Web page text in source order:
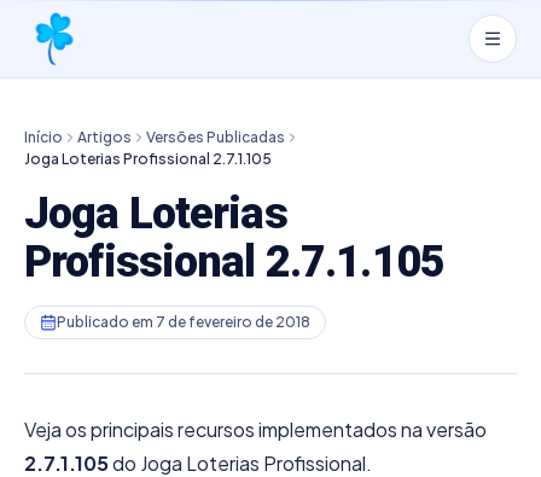
Início Artigos
Versões Publicadas
Joga Loterias Profissional 2.7.1.105
Joga Loterias
Profissional 2.7.1.105
Publicado em 7 de fevereiro de 2018
Veja os principais recursos implementados na versão
2.7.1.105do Joga Loterias Profissional.